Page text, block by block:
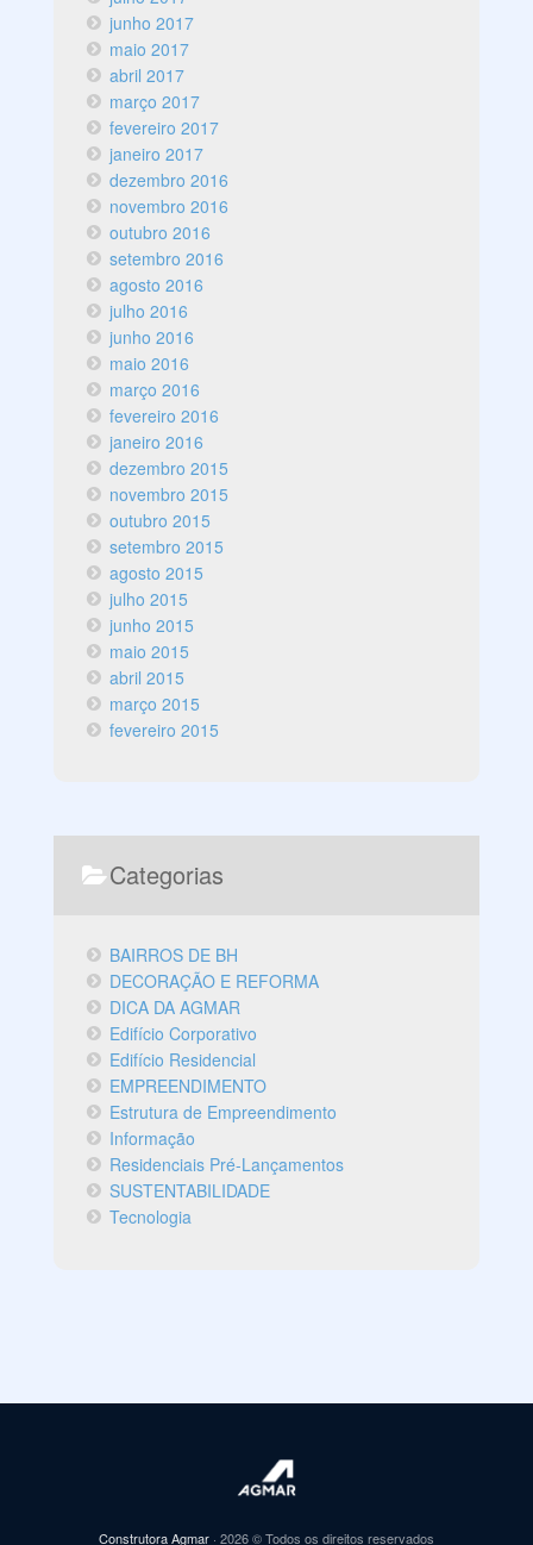
junho 2017
maio 2017
abril 2017
março 2017
fevereiro 2017
janeiro 2017
dezembro 2016
novembro 2016
outubro 2016
setembro 2016
agosto 2016
julho 2016
junho 2016
maio 2016
março 2016
fevereiro 2016
janeiro 2016
dezembro 2015
novembro 2015
outubro 2015
setembro 2015
agosto 2015
julho 2015
junho 2015
maio 2015
abril 2015
março 2015
fevereiro 2015
Categorias
BAIRROS DE BH
DECORAÇÃO E REFORMA
DICA DA AGMAR
Edifício Corporativo
Edifício Residencial
EMPREENDIMENTO
Estrutura de Empreendimento
Informação
Residenciais Pré-Lançamentos
SUSTENTABILIDADE
Tecnologia
Construtora Agmar · 2026 © Todos os direitos reservados